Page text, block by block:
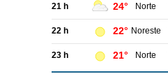
21 h 24° Norte
22 h 22° Noreste
23 h 21° Norte